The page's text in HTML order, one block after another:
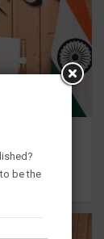
और
be the